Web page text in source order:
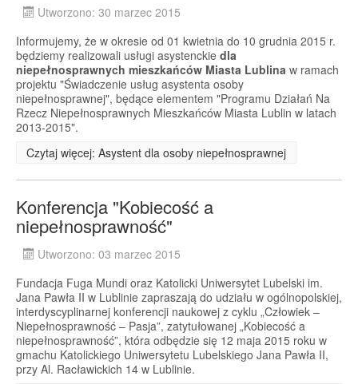
Utworzono: 30 marzec 2015
Informujemy, że w okresie od 01 kwietnia do 10 grudnia 2015 r.
będziemy realizowali usługi asystenckie dla
niepełnosprawnych mieszkańców Miasta Lublina w ramach
projektu "Świadczenie usług asystenta osoby
niepełnosprawnej", będące elementem "Programu Działań Na
Rzecz Niepełnosprawnych Mieszkańców Miasta Lublin w latach
2013-2015".
Czytaj więcej: Asystent dla osoby niepełnosprawnej
Konferencja "Kobiecość a
niepełnosprawność"
Utworzono: 03 marzec 2015
Fundacja Fuga Mundi oraz Katolicki Uniwersytet Lubelski im.
Jana Pawła II w Lublinie zapraszają do udziału w ogólnopolskiej,
interdyscyplinarnej konferencji naukowej z cyklu „Człowiek –
Niepełnosprawność – Pasja”, zatytułowanej „Kobiecość a
niepełnosprawność”, która odbędzie się 12 maja 2015 roku w
gmachu Katolickiego Uniwersytetu Lubelskiego Jana Pawła II,
przy Al. Racławickich 14 w Lublinie.